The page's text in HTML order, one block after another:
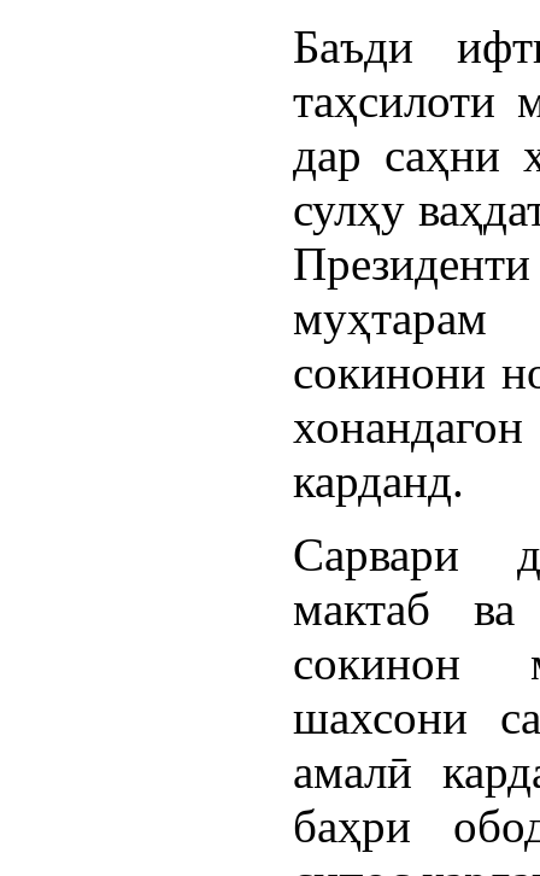
Баъди
таҳсилоти
дар саҳни
сулҳу
сокинони
карданд.
Сарвари
мактаб ва
сокинон
шахсони
амалӣ
баҳри